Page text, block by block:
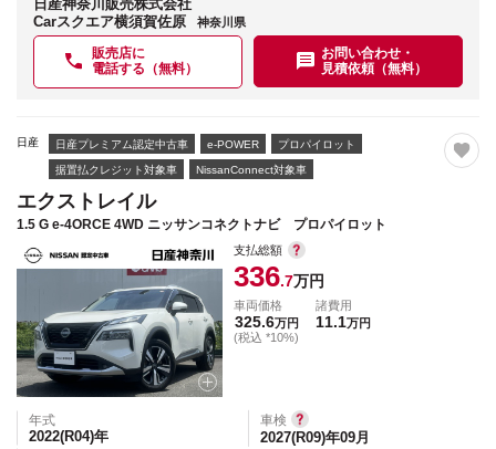
日産神奈川販売株式会社
Carスクエア横須賀佐原
神奈川県
販売店に
電話する（無料）
お問い合わせ・
見積依頼（無料）
日産 日産プレミアム認定中古車 e-POWER プロパイロット
据置払クレジット対象車 NissanConnect対象車
エクストレイル
1.5 G e-4ORCE 4WD ニッサンコネクトナビ プロパイロット
支払総額
336.7万円
車両価格
325.6万円
(税込 *10%)
諸費用
11.1万円
年式
2022(R04)年
車検
2027(R09)年09月